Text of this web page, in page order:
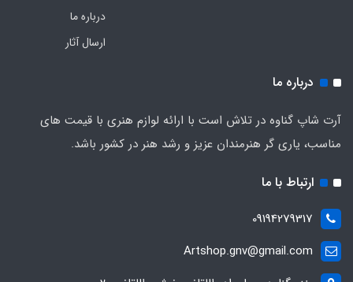
درباره ما
ارسال آثار
درباره ما
آرت شاپ گناوه در تلاش است با ارائه لوازم هنری با قیمت های
مناسب، یاری گر هنرمندان عزیز و رشد هنر در کشور باشد.
ارتباط با ما
09194279317
Artshop.gnv@gmail.com